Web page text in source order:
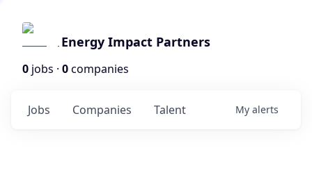
Energy Impact Partners
0 jobs · 0companies
Jobs Companies Talent My alerts